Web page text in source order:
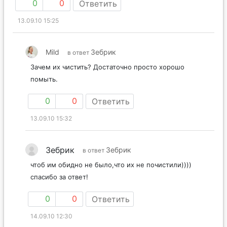
0 0 Ответить
13.09.10 15:25
Mild в ответ Зебрик
Зачем их чистить? Достаточно просто хорошо
помыть.
0 0 Ответить
13.09.10 15:32
Зебрик в ответ Зебрик
чтоб им обидно не было,что их не почистили))))
спасибо за ответ!
0 0 Ответить
14.09.10 12:30